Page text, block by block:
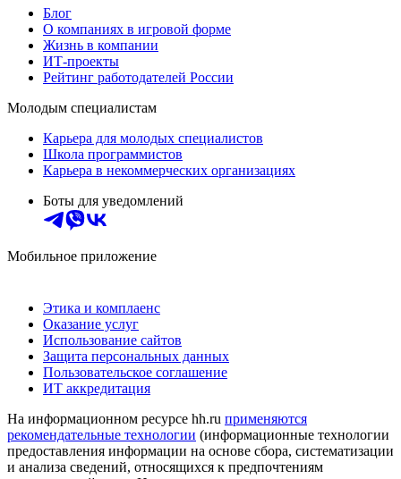
Блог
О компаниях в игровой форме
Жизнь в компании
ИТ-проекты
Рейтинг работодателей России
Молодым специалистам
Карьера для молодых специалистов
Школа программистов
Карьера в некоммерческих организациях
Боты для уведомлений
Мобильное приложение
Этика и комплаенс
Оказание услуг
Использование сайтов
Защита персональных данных
Пользовательское соглашение
ИТ аккредитация
На информационном ресурсе hh.ru применяются
рекомендательные технологии (информационные технологии
предоставления информации на основе сбора, систематизации
и анализа сведений, относящихся к предпочтениям